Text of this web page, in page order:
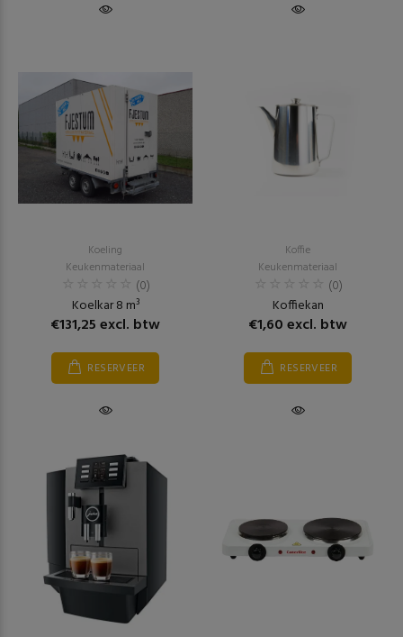
Koeling
Keukenmateriaal
(0)
Koelkar 8 m³
€131,25 excl. btw
RESERVEER
Koffie
Keukenmateriaal
(0)
Koffiekan
€1,60 excl. btw
RESERVEER